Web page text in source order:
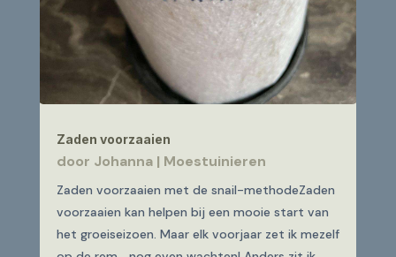
Zaden voorzaaien
door Johanna| Moestuinieren
Zaden voorzaaien met de snail-methodeZaden
voorzaaien kan helpen bij een mooie start van
het groeiseizoen. Maar elk voorjaar zet ik mezelf